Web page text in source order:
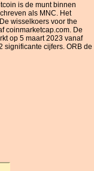
is de munt binnen
als MNC. Het
wisselkoers voor the
coinmarketcap.com. De
op 5 maart 2023 vanaf
significante cijfers. ORB de